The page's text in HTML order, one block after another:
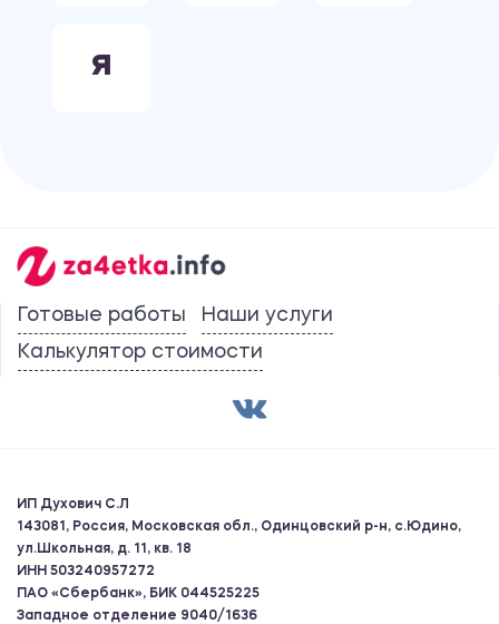
Я
Готовые работы
Наши услуги
Калькулятор стоимости
ИП Духович С.Л
143081, Россия, Московская обл., Одинцовский р-н, с.Юдино,
ул.Школьная, д. 11, кв. 18
ИНН 503240957272
ПАО «Сбербанк», БИК 044525225
Западное отделение 9040/1636